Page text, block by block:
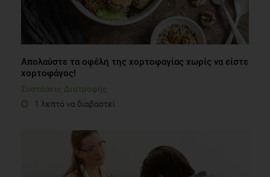
Απολαύστε τα οφέλη της χορτοφαγίας χωρίς να είστε
χορτοφάγος!
Συστάσεις Διατροφής
1 λεπτό να διαβαστεί